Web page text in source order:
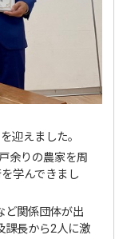
迎えました。
余りの農家を周
学んできまし
ど関係団体が出
課長から2人に激